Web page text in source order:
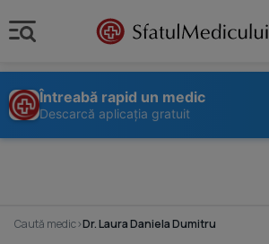
Întreabă rapid un medic
Descarcă aplicația gratuit
Caută medic›Dr. Laura Daniela Dumitru